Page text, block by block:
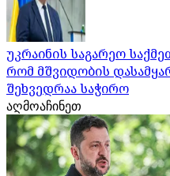
უკრაინის საგარეო
რომ მშვიდობის
შეხვედრაა საჭირო
აღმოაჩინეთ